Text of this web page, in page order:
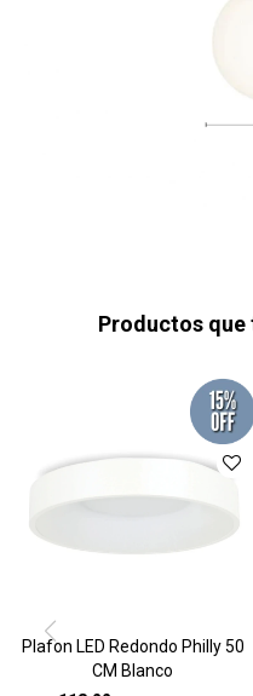
Productos que
Plafon LED Redondo Philly 50
CM Blanco